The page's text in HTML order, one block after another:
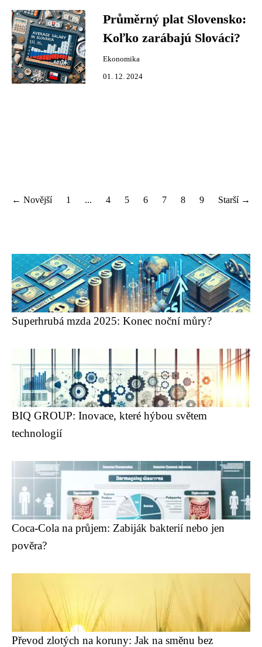
Průměrný plat Slovensko:
Koľko zarábajú Slováci?
Ekonomika
01. 12. 2024
← Novější 1 ... 4 5 6 7 8 9 Starší →
Superhrubá mzda 2025: Konec noční můry?
BIQ GROUP: Inovace, které hýbou světem
technologií
Coca-Cola na průjem: Zabiják bakterií nebo jen
pověra?
Převod zlotých na koruny: Jak na směnu bez